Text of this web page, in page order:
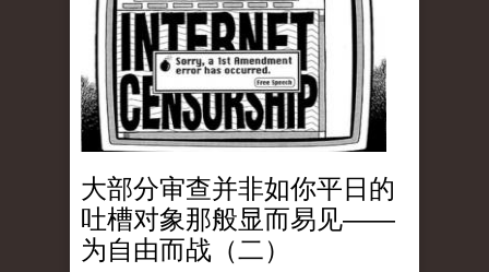
大部分审查并非如你平日的
吐槽对象那般显而易见——
为自由而战（二）